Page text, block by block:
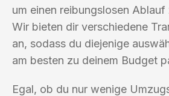
um einen reibungslosen
Wir bieten dir verschiedene
an, sodass du diejenige
am besten zu deinem Budget
Egal, ob du nur wenige